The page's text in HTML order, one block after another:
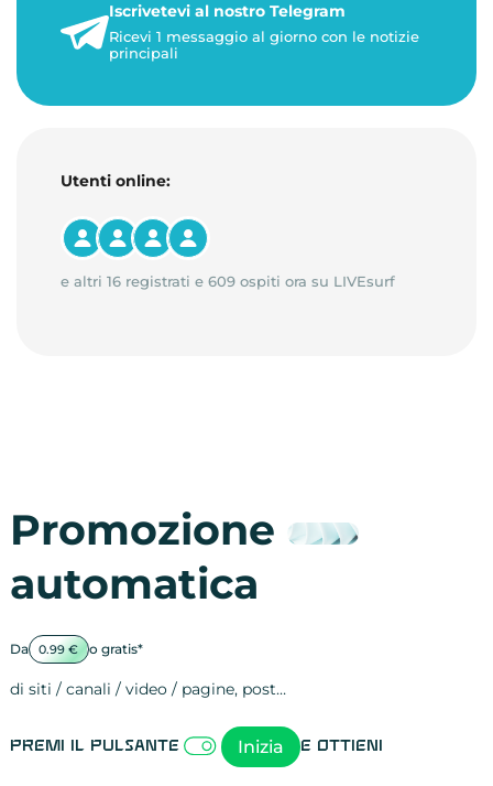
1 minuto di letturaIscrivetevi al nostro Telegram
Ricevi 1 messaggio al giorno con le notizie
principali
Utenti online:
e altri 16 registrati e 609 ospiti ora su LIVEsurf
Promozione
automatica
Da 0.99 € o gratis*
di siti / canali / video / pagine, post…
Premi il pulsante Inizia e ottieni